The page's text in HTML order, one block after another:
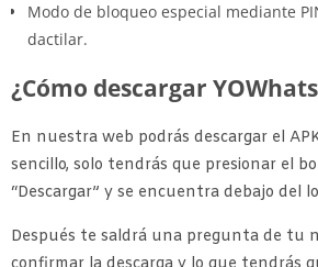
Modo de bloqueo especial mediante
dactilar.
¿Cómo descargar
En nuestra web podrás descargar el
sencillo, solo tendrás que presionar el
“Descargar” y se encuentra debajo del
Después te saldrá una pregunta de tu